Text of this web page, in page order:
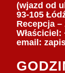
(wjazd od
93-105
Recepcja –
Właściciel:
email: